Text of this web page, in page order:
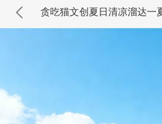
贪吃猫文创夏日清凉溜达一